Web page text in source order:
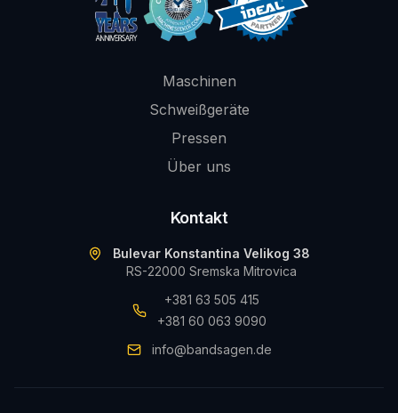
Maschinen
Schweißgeräte
Pressen
Über uns
Kontakt
Bulevar Konstantina Velikog 38
RS-22000 Sremska Mitrovica
+381 63 505 415
+381 60 063 9090
info@bandsagen.de